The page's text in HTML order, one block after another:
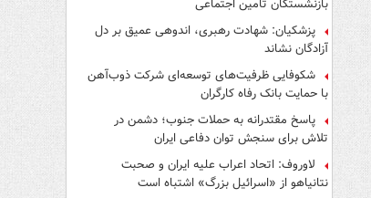
بازنشستگان تامین اجتماعی
پزشکیان: شهادت رهبری، اندوهی عمیق بر دل
آزادگان نشاند
شکوفایی ظرفیت‌های توسعه‌ای شرکت ذوب‌آهن
با حمایت‌ بانک رفاه کارگران
پاسخ مقتدرانه به حملات جنوب؛ دشمن در
تلاش برای سنجش توان دفاعی ایران
لاوروف: اتحاد اعراب علیه ایران و صحبت
نتانیاهو از «اسرائیل بزرگ» اشتباه است